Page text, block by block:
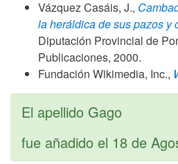
Vázquez Casáis, J.,
la heráldica de sus pazos y
Diputación Provincial de
Publicaciones, 2000.
Fundación Wikimedia, Inc.,
El apellido Gago
fue añadido el 18 de